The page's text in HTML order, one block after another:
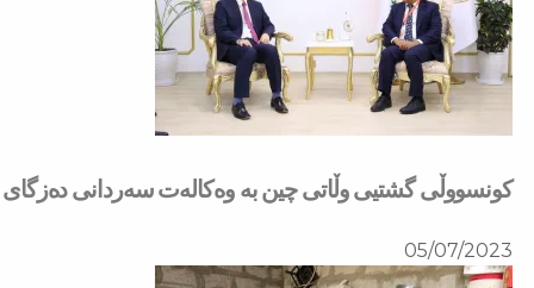
كونسووڵی گشتیی وڵاتی چین بە وەكالەت سەردانی دەزگای
05/07/2023